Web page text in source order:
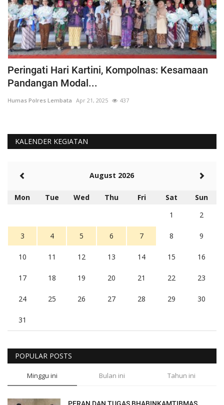
Peringati Hari Kartini, Kompolnas: Kesamaan
Pandangan Modal...
Humas Polres Lembata Apr 21, 2025 437
KALENDER KEGIATAN
August 2026
Mon Tue Wed Thu Fri Sat
Sun
1
2
3 4 5 6 7 8 9
10 11 12 13 14 15 16
17 18 19 20 21 22 23
24 25 26 27 28 29 30
31
POPULAR POSTS
Minggu ini Bulan ini Tahun ini